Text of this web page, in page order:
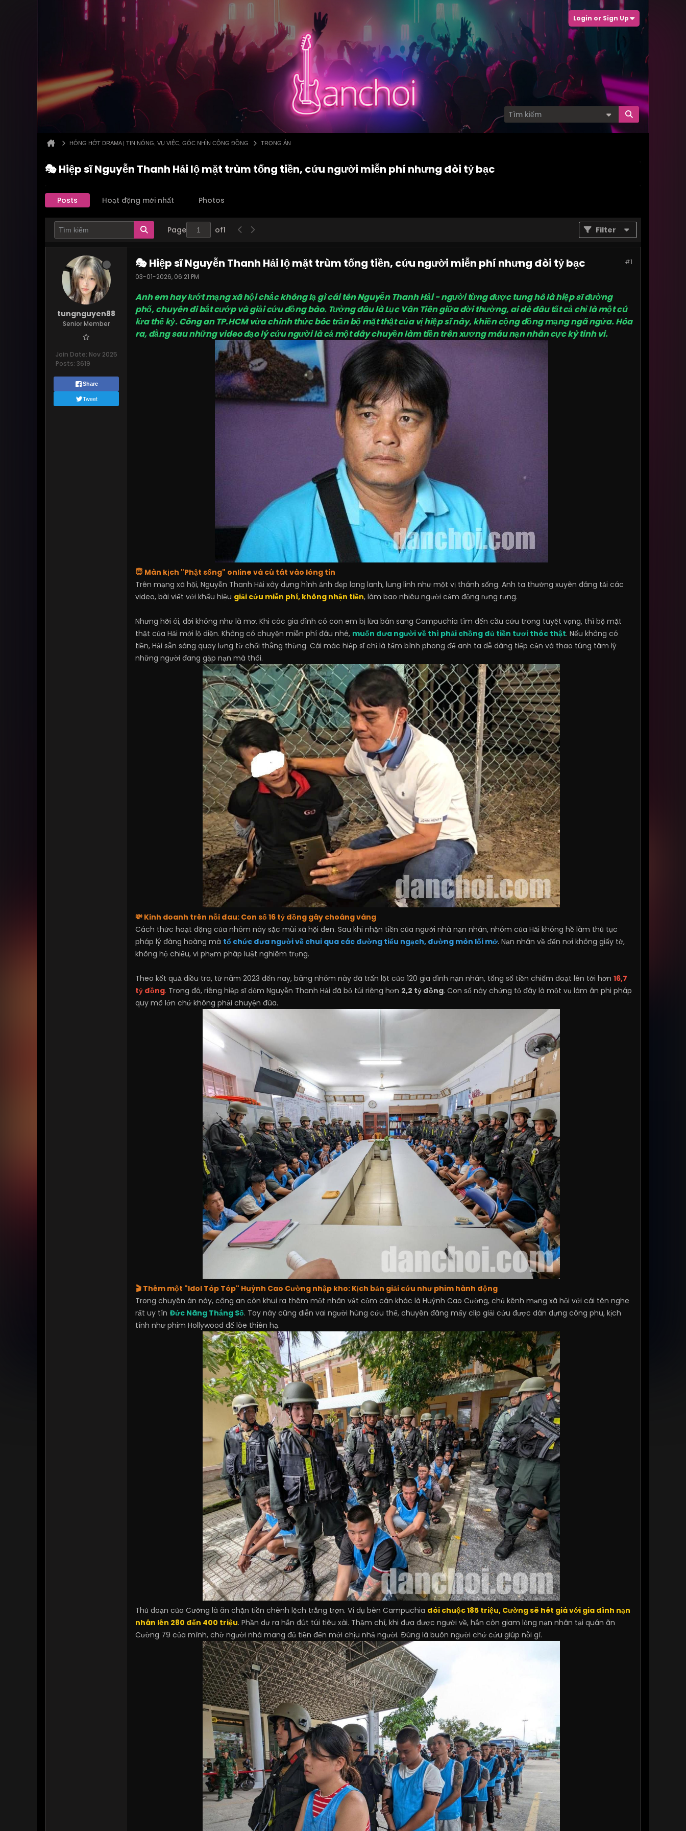
Login or Sign Up
HÓNG HỚT DRAMA | TIN NÓNG, VỤ VIỆC, GÓC NHÌN CỘNG ĐỒNG TRỌNG ÁN
🎭 Hiệp sĩ Nguyễn Thanh Hải lộ mặt trùm tống tiền, cứu người miễn phí nhưng đòi tỷ bạc
Posts Hoạt động mới nhất Photos
Page of1 Filter
tungnguyen88
Senior Member
Join Date: Nov 2025
Posts: 3619
Share
Tweet
#1
🎭 Hiệp sĩ Nguyễn Thanh Hải lộ mặt trùm tống tiền, cứu người miễn phí nhưng đòi tỷ bạc
03-01-2026, 06:21 PM
Anh em hay lướt mạng xã hội chắc không lạ gì cái tên Nguyễn Thanh Hải - người từng được tung hô là hiệp sĩ đường
phố, chuyên đi bắt cướp và giải cứu đồng bào. Tưởng đâu là Lục Vân Tiên giữa đời thường, ai dè đâu tất cả chỉ là một cú
lừa thế kỷ. Công an TP.HCM vừa chính thức bóc trần bộ mặt thật của vị hiệp sĩ này, khiến cộng đồng mạng ngã ngửa. Hóa
ra, đằng sau những video đạo lý cứu người là cả một dây chuyền làm tiền trên xương máu nạn nhân cực kỳ tinh vi.
😇 Màn kịch "Phật sống" online và cú tát vào lòng tin
Trên mạng xã hội, Nguyễn Thanh Hải xây dựng hình ảnh đẹp long lanh, lung linh như một vị thánh sống. Anh ta thường xuyên đăng tải các
video, bài viết với khẩu hiệu giải cứu miễn phí, không nhận tiền, làm bao nhiêu người cảm động rưng rưng.
Nhưng hỡi ôi, đời không như là mơ. Khi các gia đình có con em bị lừa bán sang Campuchia tìm đến cầu cứu trong tuyệt vọng, thì bộ mặt
thật của Hải mới lộ diện. Không có chuyện miễn phí đâu nhé, muốn đưa người về thì phải chồng đủ tiền tươi thóc thật. Nếu không có
tiền, Hải sẵn sàng quay lưng từ chối thẳng thừng. Cái mác hiệp sĩ chỉ là tấm bình phong để anh ta dễ dàng tiếp cận và thao túng tâm lý
những người đang gặp nạn mà thôi.
💸 Kinh doanh trên nỗi đau: Con số 16 tỷ đồng gây choáng váng
Cách thức hoạt động của nhóm này sặc mùi xã hội đen. Sau khi nhận tiền của người nhà nạn nhân, nhóm của Hải không hề làm thủ tục
pháp lý đàng hoàng mà tổ chức đưa người về chui qua các đường tiểu ngạch, đường mòn lối mở. Nạn nhân về đến nơi không giấy tờ,
không hộ chiếu, vi phạm pháp luật nghiêm trọng.
Theo kết quả điều tra, từ năm 2023 đến nay, băng nhóm này đã trấn lột của 120 gia đình nạn nhân, tổng số tiền chiếm đoạt lên tới hơn 16,7
tỷ đồng. Trong đó, riêng hiệp sĩ dỏm Nguyễn Thanh Hải đã bỏ túi riêng hơn 2,2 tỷ đồng. Con số này chứng tỏ đây là một vụ làm ăn phi pháp
quy mô lớn chứ không phải chuyện đùa.
🎬 Thêm một "Idol Tóp Tóp" Huỳnh Cao Cường nhập kho: Kịch bản giải cứu như phim hành động
Trong chuyên án này, công an còn khui ra thêm một nhân vật cộm cán khác là Huỳnh Cao Cường, chủ kênh mạng xã hội với cái tên nghe
rất uy tín Đức Năng Thắng Số. Tay này cũng diễn vai người hùng cứu thế, chuyên đăng mấy clip giải cứu được dàn dựng công phu, kịch
tính như phim Hollywood để lòe thiên hạ.
Thủ đoạn của Cường là ăn chặn tiền chênh lệch trắng trợn. Ví dụ bên Campuchia đòi chuộc 185 triệu, Cường sẽ hét giá với gia đình nạn
nhân lên 280 đến 400 triệu. Phần dư ra hắn đút túi tiêu xài. Thậm chí, khi đưa được người về, hắn còn giam lỏng nạn nhân tại quán ăn
Cường 79 của mình, chờ người nhà mang đủ tiền đến mới chịu nhả người. Đúng là buôn người chứ cứu giúp nỗi gì.